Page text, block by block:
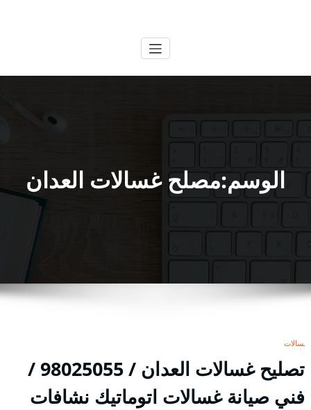
الوسم:مصلح غسالات العدان
غسالات
تصليح غسالات العدان / 98025055 /
فني صيانة غسالات اتوماتيك نشافات